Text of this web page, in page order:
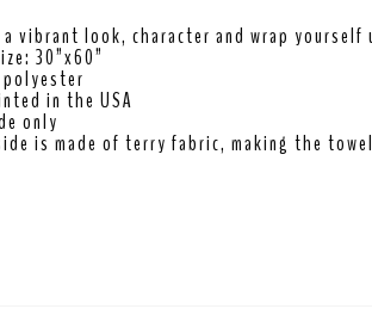
vibrant look, character and wrap
30”x60”
in the USA
only
is made of terry fabric, making the